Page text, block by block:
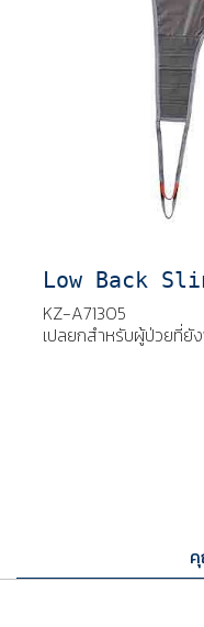
Low Back
KZ-A71305
เปลยกสำหรับผู้ป่วยที่ยั